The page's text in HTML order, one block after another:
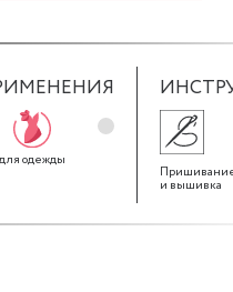
для одежды для декора
и вышивка